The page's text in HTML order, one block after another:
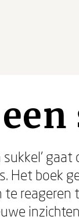
Het boek
reageren